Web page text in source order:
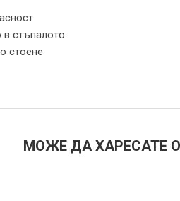
в стъпалото
стоене
МОЖЕ ДА ХАРЕСАТЕ